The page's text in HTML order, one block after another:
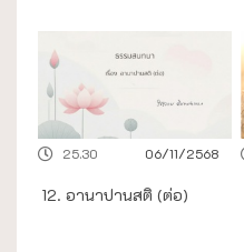
06/11/2568
25.30
12. อานาปานสติ (ต่อ)